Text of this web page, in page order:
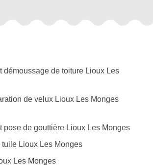
démoussage de toiture Lioux Les
de velux Lioux Les Monges
pose de gouttière Lioux Les Monges
tuile Lioux Les Monges
Les Monges